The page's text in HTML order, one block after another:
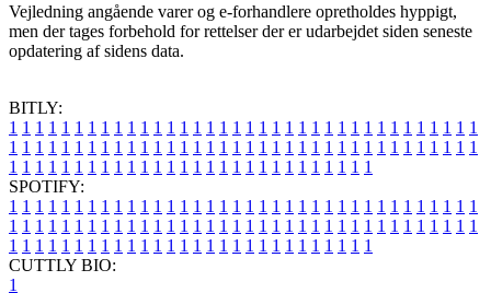
Vejledning angående varer og e-forhandlere opretholdes hyppigt,
men der tages forbehold for rettelser der er udarbejdet siden seneste
opdatering af sidens data.
BITLY:
1 1 1 1 1 1 1 1 1 1 1 1 1 1 1 1 1 1 1 1 1 1 1 1 1 1 1 1 1 1 1 1 1 1 1 1
1 1 1 1 1 1 1 1 1 1 1 1 1 1 1 1 1 1 1 1 1 1 1 1 1 1 1 1 1 1 1 1 1 1 1 1
1 1 1 1 1 1 1 1 1 1 1 1 1 1 1 1 1 1 1 1 1 1 1 1 1 1 1 1
SPOTIFY:
1 1 1 1 1 1 1 1 1 1 1 1 1 1 1 1 1 1 1 1 1 1 1 1 1 1 1 1 1 1 1 1 1 1 1 1
1 1 1 1 1 1 1 1 1 1 1 1 1 1 1 1 1 1 1 1 1 1 1 1 1 1 1 1 1 1 1 1 1 1 1 1
1 1 1 1 1 1 1 1 1 1 1 1 1 1 1 1 1 1 1 1 1 1 1 1 1 1 1 1
CUTTLY BIO:
1